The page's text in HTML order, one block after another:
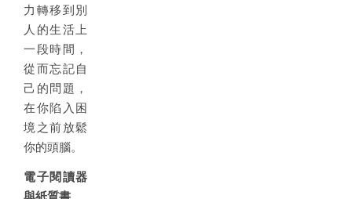
力轉移到別
人的生活上
一段時間，
從而忘記自
己的問題，
在你陷入困
境之前放鬆
你的頭腦。
電子閱讀器
與紙質書